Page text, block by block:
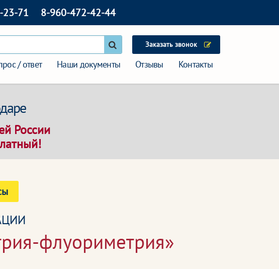
23-71 8-960-472-42-44
Заказать звонок
/ ответ Наши документы Отзывы Контакты
России
флуориметрия»